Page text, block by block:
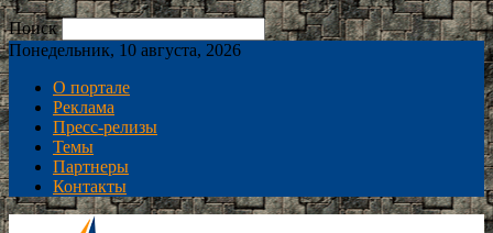
Поиск
Понедельник, 10 августа, 2026
О портале
Реклама
Пресс-релизы
Темы
Партнеры
Контакты